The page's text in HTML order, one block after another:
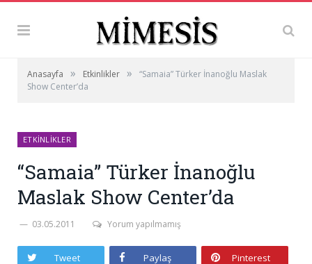
Anasayfa » Etkinlikler »
“Samaia” Türker İnanoğlu Maslak
Show Center’da
ETKINLIKLER
“Samaia” Türker İnanoğlu
Maslak Show Center’da
03.05.2011 Yorum yapılmamış
Tweet Paylaş Pinterest